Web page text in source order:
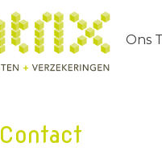
Ons
Contact